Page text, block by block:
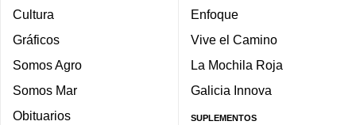
Cultura
Gráficos
Somos Agro
Somos Mar
Obituarios
Enfoque
Vive el Camino
La Mochila Roja
Galicia Innova
SUPLEMENTOS